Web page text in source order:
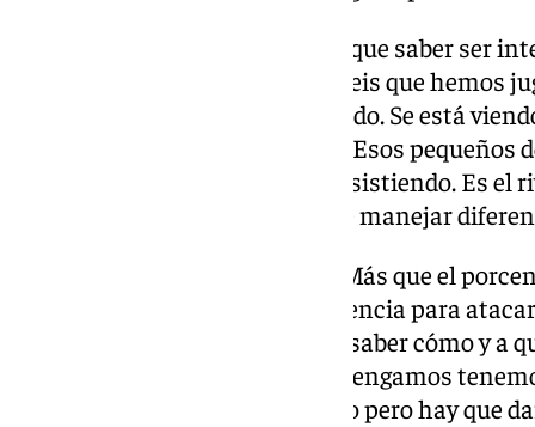
Contexto de partido. “Tenemos que saber ser
en un contexto diferente a los seis que hemos
e ir como fuimos al último partido. Se está
que no pierde la cara al partido. Esos
nuestro. Tenemos que seguir insistiendo. Es
de pelota. Va a ser una guerra de manejar
Posesión. “La idea va a ser esa. Más que el
balón. Ellos tienen mucha paciencia para
irá con su idea. Tendremos que saber cómo y a
tengamos la pelota. Cuando la tengamos
el otro día. Lo estamos haciendo pero hay que